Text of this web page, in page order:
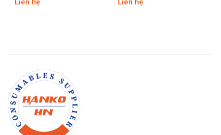
Liên hệ Liên hệ